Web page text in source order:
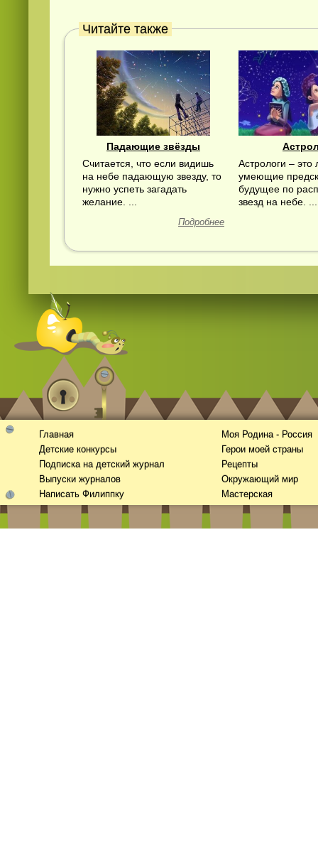
Читайте также
Падающие звёзды
Считается, что если видишь
на небе падающую звезду, то
нужно успеть загадать
желание. ...
Подробнее
Астрологи – это
умеющие
будущее по
звезд на небе. ...
Главная
Детские конкурсы
Подписка на детский журнал
Выпуски журналов
Написать Филиппку
Моя Родина - Россия
Герои моей страны
Рецепты
Окружающий мир
Мастерская